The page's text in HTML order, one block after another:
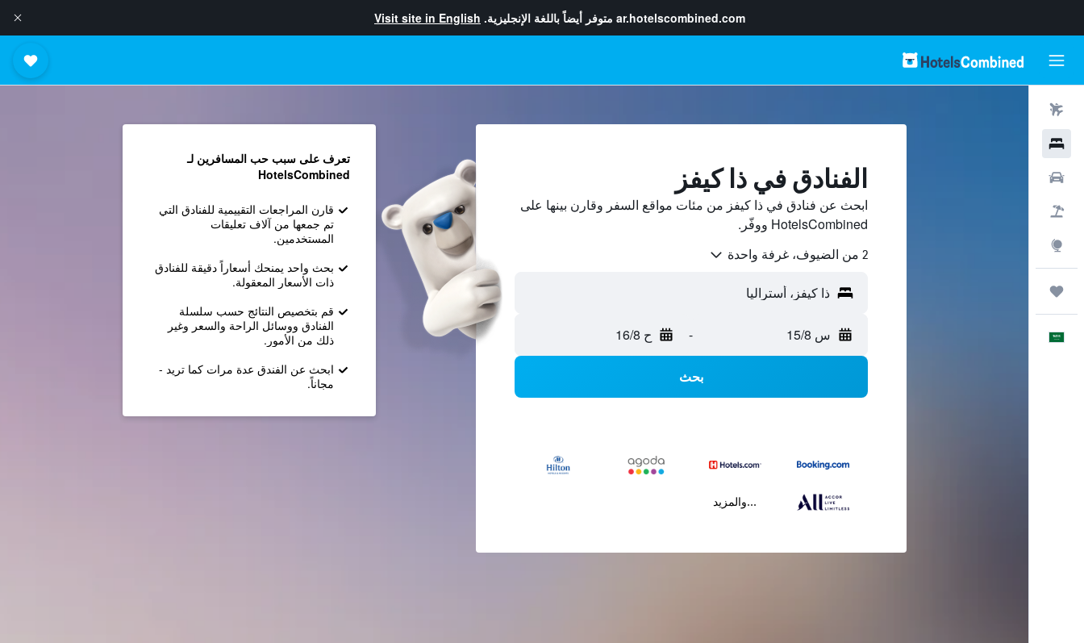
ar.hotelscombined.com متوفر أيضاً باللغة الإنجليزية. Visit site in English
الفنادق في ذا كيفز
ابحث عن فنادق في ذا كيفز من مئات مواقع السفر وقارن بينها على
HotelsCombined ووفّر.
2 من الضيوف، غرفة واحدة
س 15/8 - ح 16/8
بحث
...والمزيد
تعرف على سبب حب المسافرين لـ
HotelsCombined
قارن المراجعات التقييمية للفنادق التي
تم جمعها من آلاف تعليقات
المستخدمين.
بحث واحد يمنحك أسعاراً دقيقة للفنادق
ذات الأسعار المعقولة.
قم بتخصيص النتائج حسب سلسلة
الفنادق ووسائل الراحة والسعر وغير
ذلك من الأمور.
ابحث عن الفندق عدة مرات كما تريد -
مجاناً.